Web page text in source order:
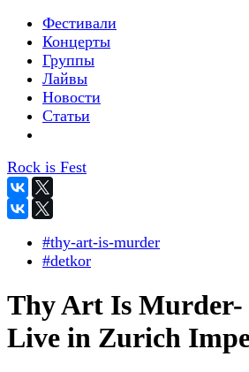
Фестивали
Концерты
Группы
Лайвы
Новости
Статьи
Rock is Fest
#thy-art-is-murder
#detkor
Thy Art Is Murder-
Live in Zurich